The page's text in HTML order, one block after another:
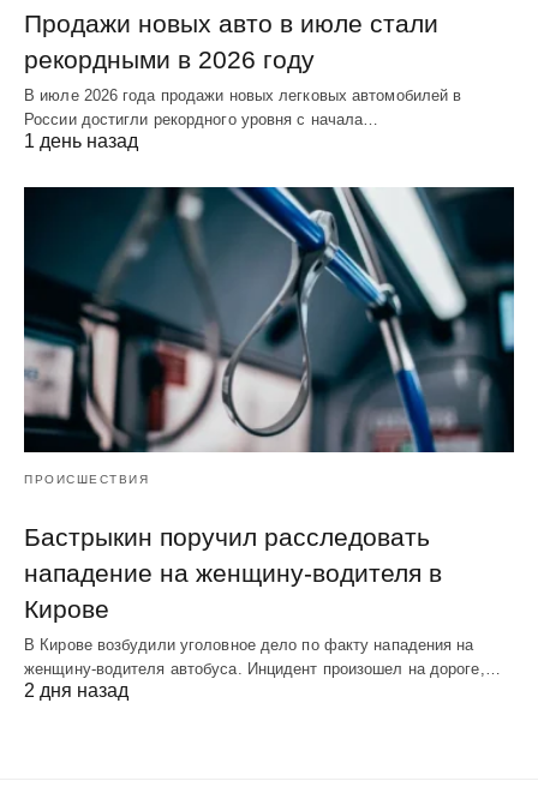
Продажи новых авто в июле стали
рекордными в 2026 году
В июле 2026 года продажи новых легковых автомобилей в
России достигли рекордного уровня с начала…
1 день назад
ПРОИСШЕСТВИЯ
Бастрыкин поручил расследовать
нападение на женщину-водителя в
Кирове
В Кирове возбудили уголовное дело по факту нападения на
женщину-водителя автобуса. Инцидент произошел на дороге,…
2 дня назад